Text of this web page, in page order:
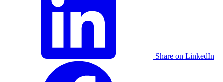
Share on LinkedIn